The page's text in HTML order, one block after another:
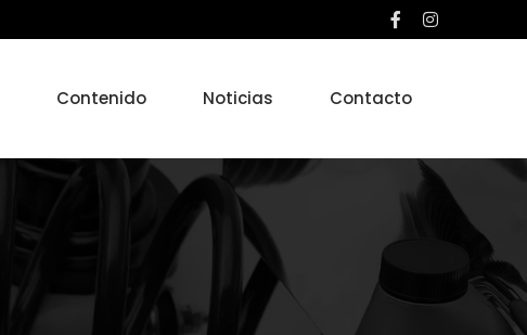
Contenido Noticias Contacto